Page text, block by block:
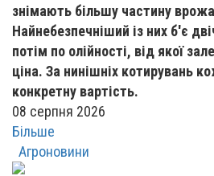
знімають більшу частину
Найнебезпечніший із них б'є
потім по олійності, від якої
ціна. За нинішніх котирувань
конкретну вартість.
08 серпня 2026
Більше
Агроновини